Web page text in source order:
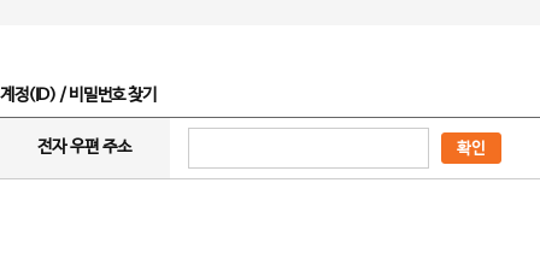
계정(ID) / 비밀번호 찾기
전자 우편 주소 확인